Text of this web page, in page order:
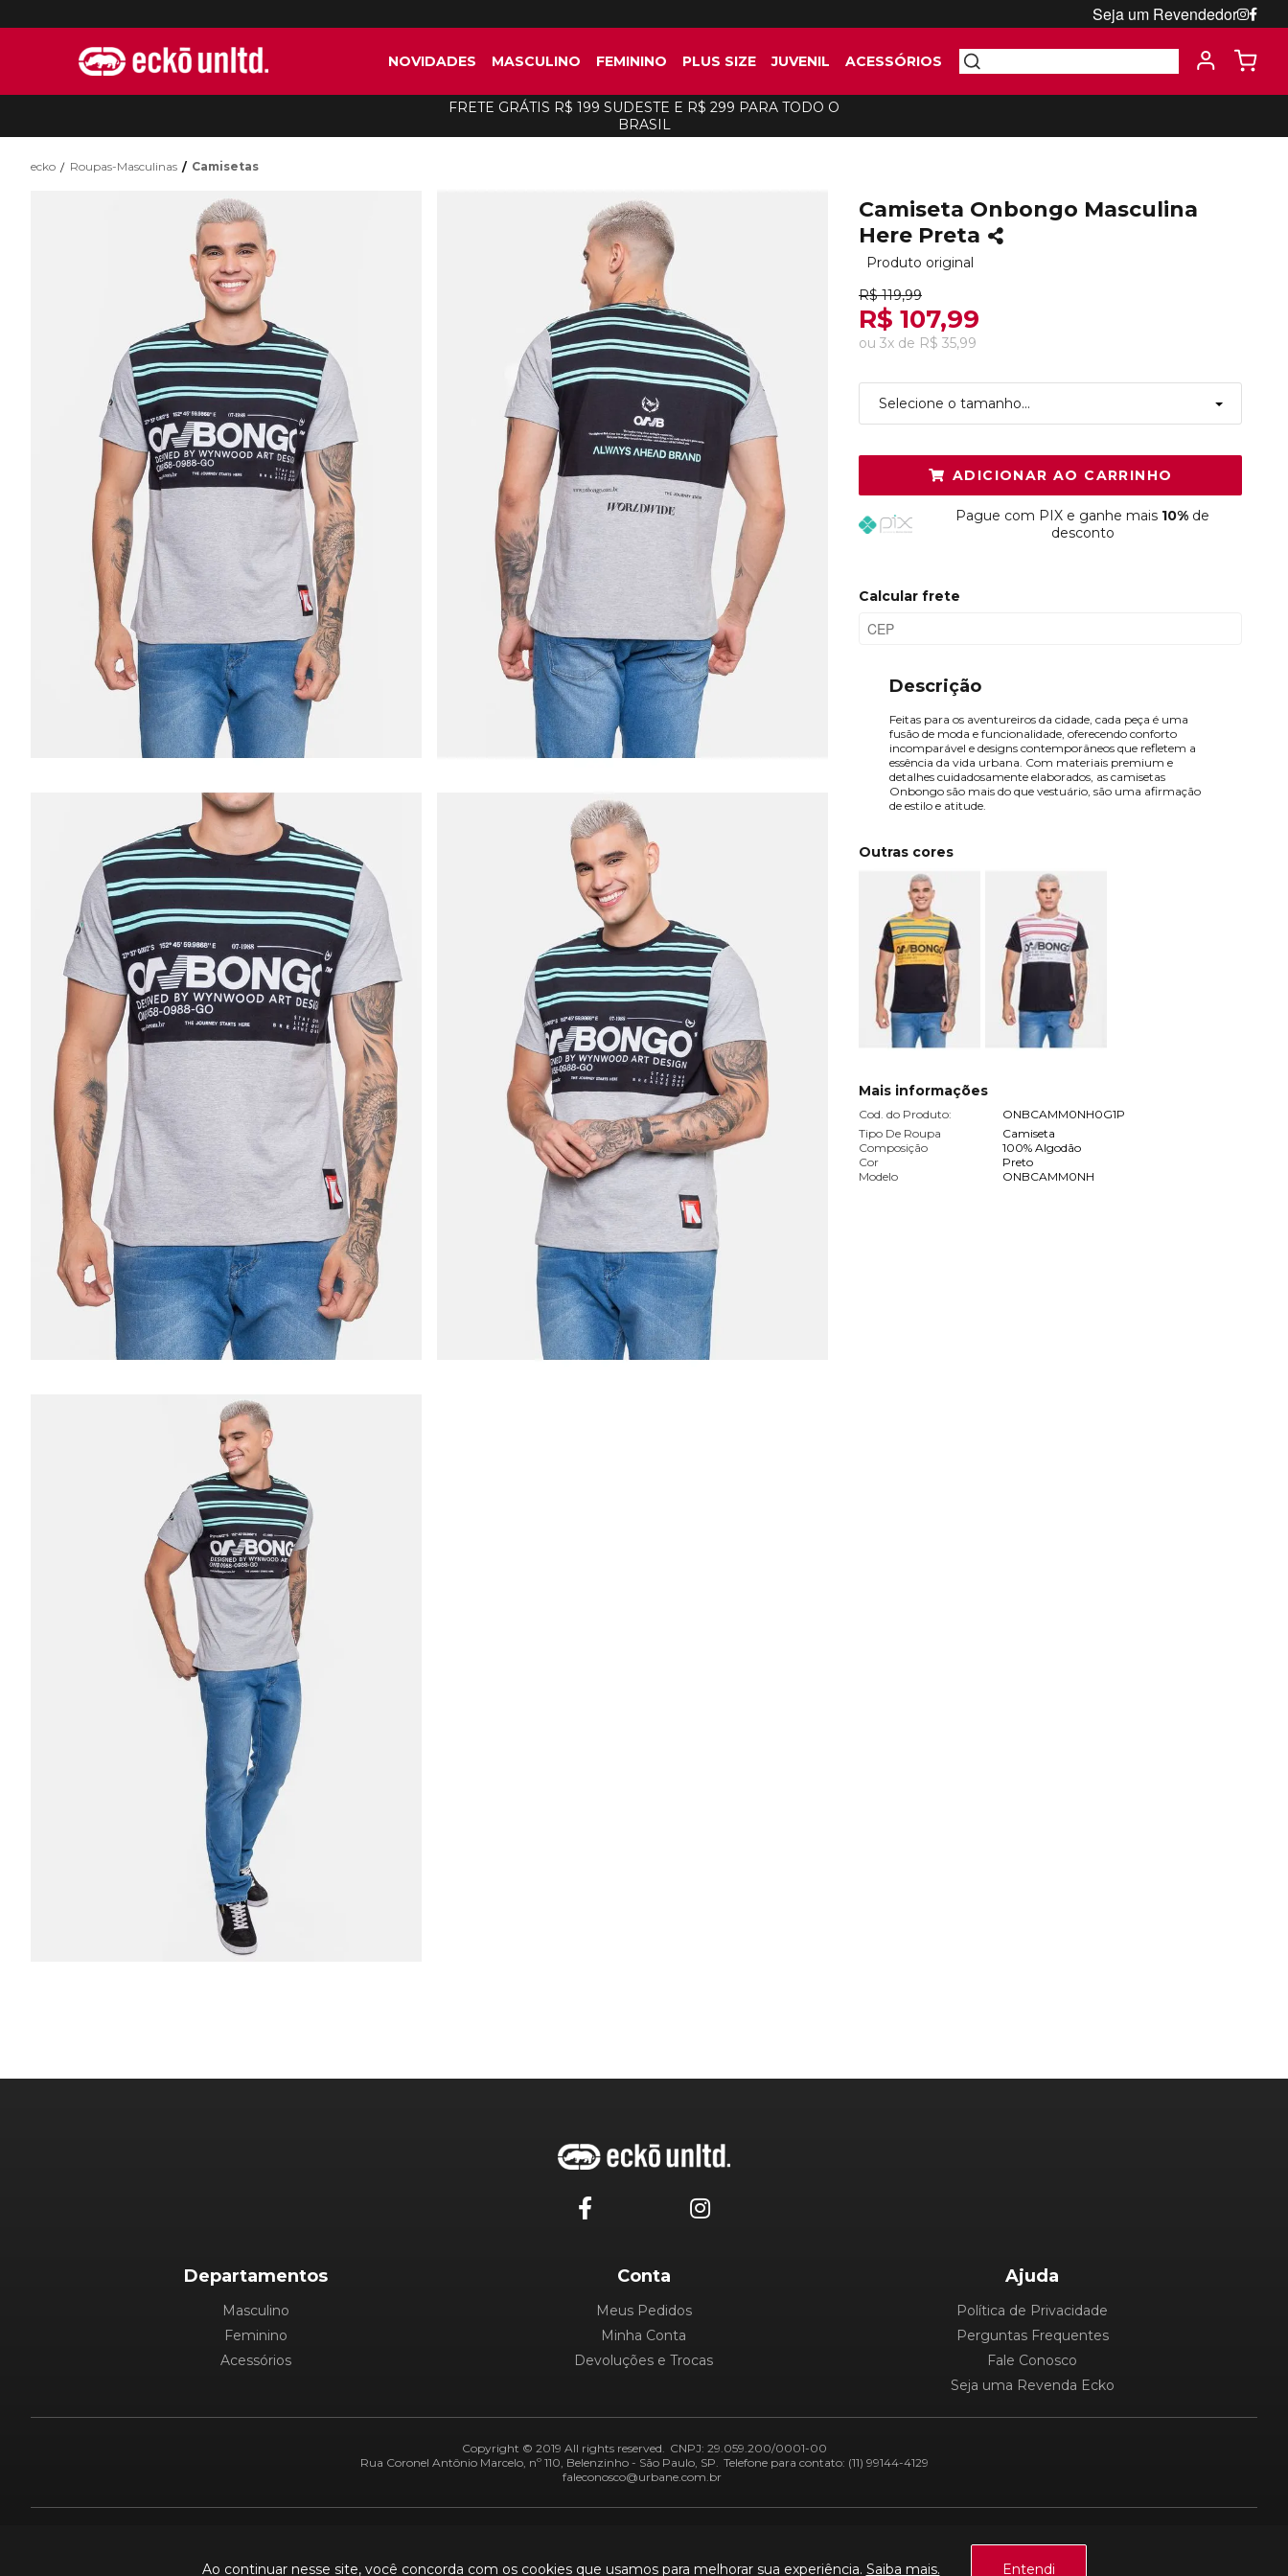
Seja um Revendedor
NOVIDADES MASCULINO FEMININO PLUS SIZE JUVENIL ACESSÓRIOS
FRETE GRÁTIS R$ 199 SUDESTE E R$ 299 PARA TODO O
BRASIL
Ao continuar nesse site, você concorda com os cookies que usamos para melhorar sua experiência. Saiba mais. Entendi
ecko Roupas-Masculinas Camisetas
Camiseta Onbongo Masculina
Here Preta
Produto original
R$ 119,99
R$ 107,99
ou 3x de R$ 35,99
Selecione o tamanho...
Esgotado
G Esgotado
ADICIONAR AO CARRINHO
Pague com PIX e ganhe mais 10% de
desconto
Calcular frete
Descrição
Feitas para os aventureiros da cidade, cada peça é uma
fusão de moda e funcionalidade, oferecendo conforto
incomparável e designs contemporâneos que refletem a
essência da vida urbana. Com materiais premium e
detalhes cuidadosamente elaborados, as camisetas
Onbongo são mais do que vestuário, são uma afirmação
de estilo e atitude.
Outras cores
Mais informações
Cod. do Produto:
ONBCAMM0NH0G1P
Tipo De Roupa
Camiseta
Composição
100% Algodão
Cor
Preto
Modelo
ONBCAMM0NH
Departamentos
Masculino
Feminino
Acessórios
Conta
Meus Pedidos
Minha Conta
Devoluções e Trocas
Ajuda
Política de Privacidade
Perguntas Frequentes
Fale Conosco
Seja uma Revenda Ecko
Copyright © 2019 All rights reserved. CNPJ: 29.059.200/0001-00
Rua Coronel Antônio Marcelo, nº 110, Belenzinho - São Paulo, SP. Telefone para contato: (11) 99144-4129
faleconosco@urbane.com.br